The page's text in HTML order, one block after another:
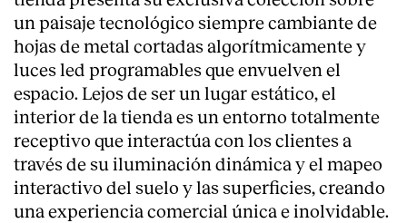
un paisaje tecnológico siempre cambiante de
hojas de metal cortadas algorítmicamente y
luces led programables que envuelven el
espacio. Lejos de ser un lugar estático, el
interior de la tienda es un entorno totalmente
receptivo que interactúa con los clientes a
través de su iluminación dinámica y el mapeo
interactivo del suelo y las superficies, creando
una experiencia comercial única e inolvidable.